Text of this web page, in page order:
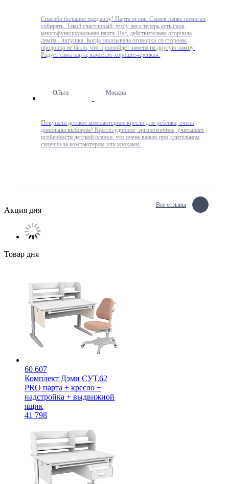
Спасибо большое продавцу! Парта огонь. Сынок папке помогал
собирать. Такой счастливый, что у него теперь есть своя
многофункциональная парта. Вот, действительно огорчила
лампа - лягушка. Когда заказывала оговорки со стороны
продовца не было, что произойдёт замена на другую лампу.
Радует сама парта, качество хорошее-крепкая.
ОЛьга Москва
Покупали детское компьютерное кресло для ребёнка, очень
довольны выбором! Кресло удобное, эргономичное, учитывает
особенности детской осанки, что очень важно при длительном
сидении за компьютером или уроками.
Все отзывы
Акция дня
Товар дня
60 607
Комплект Дэми СУТ.62
PRO парта + кресло +
надстройка + выдвижной
ящик
41 798